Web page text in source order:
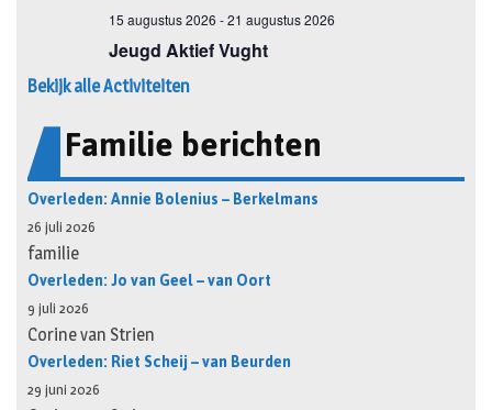
Bekijk alle Activiteiten
Familie berichten
Overleden: Annie Bolenius – Berkelmans
26 juli 2026
familie
Overleden: Jo van Geel – van Oort
9 juli 2026
Corine van Strien
Overleden: Riet Scheij – van Beurden
29 juni 2026